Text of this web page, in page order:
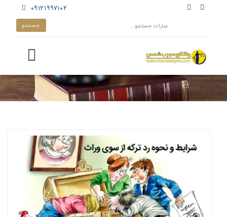
۰۹۱۲۱۹۹۷۱۰۲